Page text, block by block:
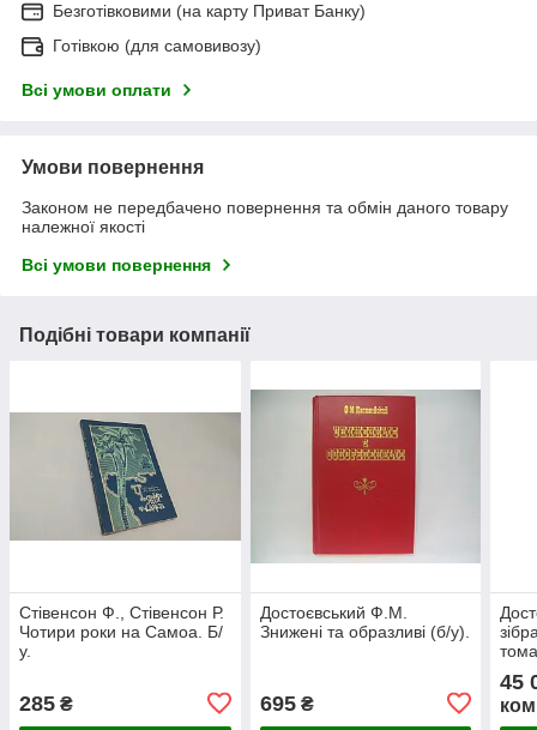
Безготівковими (на карту Приват Банку)
Готівкою (для самовивозу)
Всі умови оплати
Умови повернення
Законом не передбачено повернення та обмін даного товару
належної якості
Всі умови повернення
Подібні товари компанії
Стівенсон Ф., Стівенсон Р.
Чотири роки на Самоа. Б/
у.
285 ₴
Достоєвський Ф.М.
Знижені та образливі (б/у).
695₴
45